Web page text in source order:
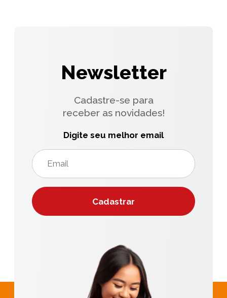
Newsletter
Cadastre-se para
receber as novidades!
Digite seu melhor email